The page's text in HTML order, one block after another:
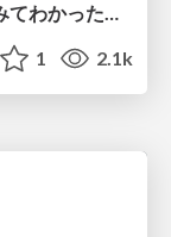
VPC Reachability Analyzerを使ってみてわかった便利さと意外なハマりどころ
1 2.1k